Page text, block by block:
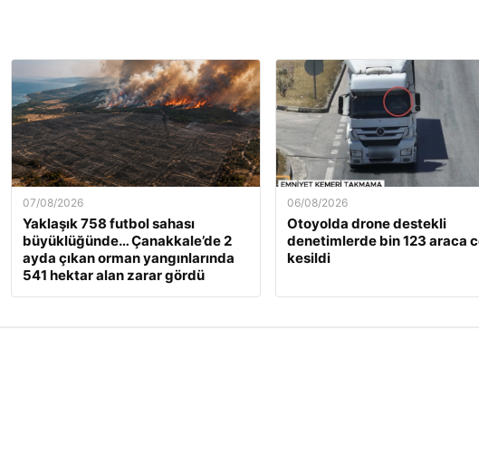
07/08/2026
Yaklaşık 758 futbol sahası
büyüklüğünde… Çanakkale’de 2
ayda çıkan orman yangınlarında
541 hektar alan zarar gördü
06/08/2026
Otoyolda drone destekli
denetimlerde bin 123 araca
kesildi